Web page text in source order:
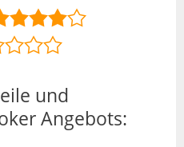
und
Angebots: